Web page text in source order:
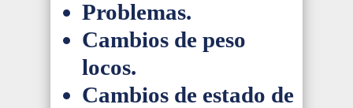
Problemas.
Cambios de peso
locos.
Cambios de estado de